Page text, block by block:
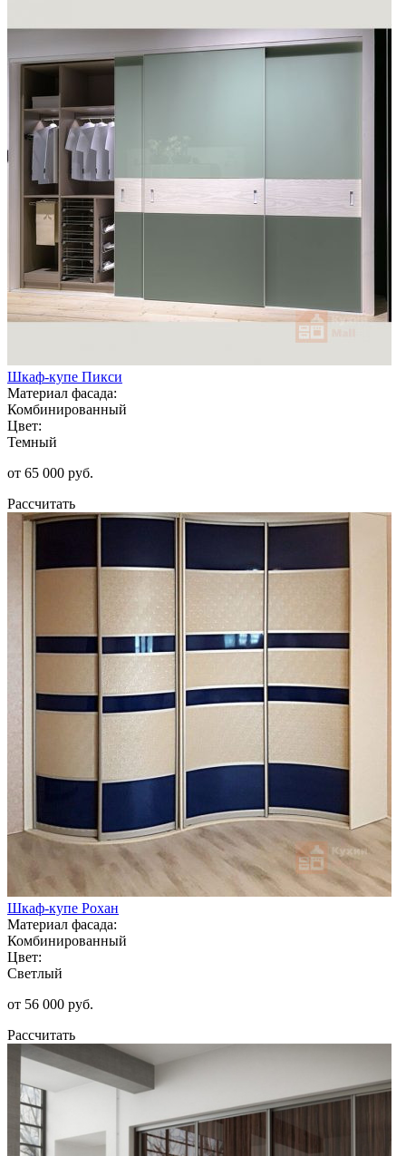
Шкаф-купе Пикси
Материал фасада:
Комбинированный
Цвет:
Темный
от 65 000 руб.
Рассчитать
Шкаф-купе Рохан
Материал фасада:
Комбинированный
Цвет:
Светлый
от 56 000 руб.
Рассчитать